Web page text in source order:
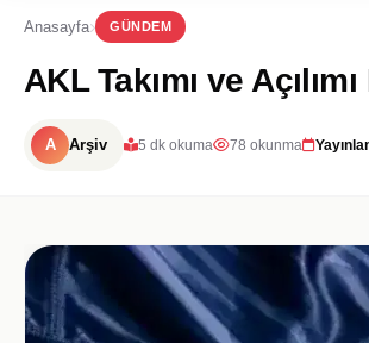
Anasayfa GÜNDEM
AKL Takımı ve
A Arşiv 5 dk okuma 78 okunma